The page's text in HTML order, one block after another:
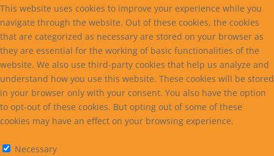
This website uses cookies to improve your experience while you
navigate through the website. Out of these cookies, the cookies
that are categorized as necessary are stored on your browser as
they are essential for the working of basic functionalities of the
website. We also use third-party cookies that help us analyze and
understand how you use this website. These cookies will be stored
in your browser only with your consent. You also have the option
to opt-out of these cookies. But opting out of some of these
cookies may have an effect on your browsing experience.
Necessary